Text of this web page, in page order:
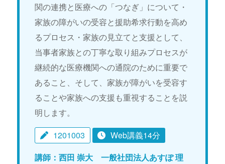
関の連携と医療への「つなぎ」について・
家族の障がいの受容と援助希求行動を高め
るプロセス・家族の見立てと支援として、
当事者家族との丁寧な取り組みプロセスが
継続的な医療機関への通院のために重要で
あること、そして、家族が障がいを受容す
ることや家族への支援も重視することを説
明します。
1201003
Web講義14分
講師：西田 崇大 一般社団法人あすぽ 理